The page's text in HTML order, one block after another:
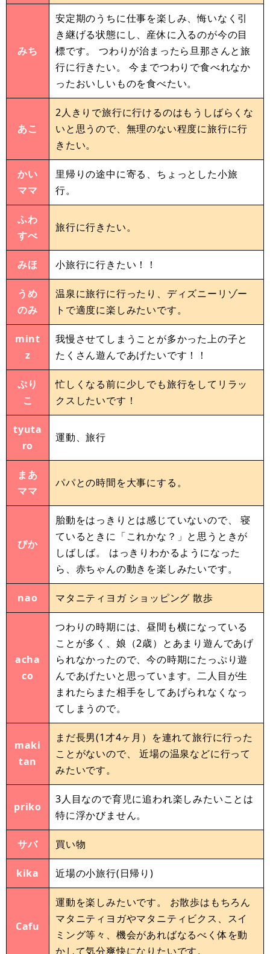
みち
安定期のうちに仕事を楽しみ、悔いなく引
き継げる状態にし、産休に入るのが今の目
標です。 つわりが治まったら旦那さんと旅
行に行きたい。 今までつわりで食べれなか
ったおいしいものを食べたい。
あこ
2人きりで旅行に行けるのはもうしばらくな
いと思うので、無理のない程度に旅行に行
きたい。
かい
ママ
里帰りの途中に寄る、ちょっとした小旅
行。
ふわ
すべ
旅行に行きたい。
みほ 小旅行に行きたい！！
うめ
のみ
温泉に旅行に行ったり、ディズニーリゾー
トで適度に楽しみたいです。
mint
z
我慢させてしまうことが多かった上の子と
たくさん遊んであげたいです！！
ぷり
こ
忙しくなる前に少しでも旅行をしてリラッ
クスしたいです！
tyuta
ro
運動、旅行
まあ
ママ
パパとの時間を大事にする。
ぴか
胎動をはっきりとは感じていないので、 寝
ているときに「これかな？」と思うときが
しばしば。 はっきりわかるようになった
ら、赤ちゃんの動きを楽しみたいです。
nao マタニティヨガ ショッピング 散歩
acha
co
つわりの時期には、昼間も横になっている
ことが多く、娘（2歳）とあまり遊んであげ
られなかったので、今の時期にたっぷり遊
んであげたいと思っています。二人目が生
まれたらまた相手をしてあげられなくなっ
てしまうので。
maki
tan
まだ長男(1才4ヶ月）を連れて旅行に行った
ことがないので、 近場の温泉などに行って
みたいです。
priko
3人目なので育児に追われ楽しみたいことは
特に浮かびません。
サバ 買い物
kika 近場の小旅行(日帰り)
Cafu
運動を楽しみたいです。 お散歩はもちろん
マタニティヨガやマタニティビクス、スイ
ミング等々、機会があればなるべく体を動
かして気分爽快になりたいです。